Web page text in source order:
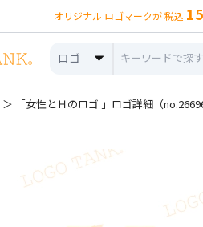
オリジナル ロゴマークが 税込
ロゴ
＞ 「女性とＨのロゴ 」ロゴ詳細（no.26696